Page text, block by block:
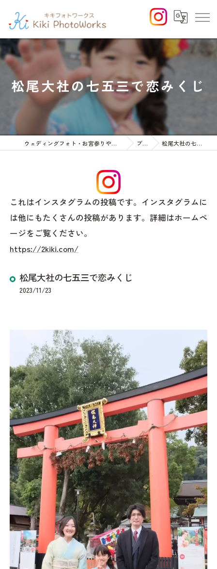
松尾大社の七五三で恋みくじ
ウェディングフォト・お宮参りや七五三等のファミリーフォト ブログ 松尾大社の七五三で恋みくじ
松尾大社の七五三で恋みくじ
2023/11/23
これはインスタグラムの投稿です。インスタグラムに
は他にもたくさんの投稿があります。詳細はホームペ
ージをご覧ください。
https://2kiki.com/